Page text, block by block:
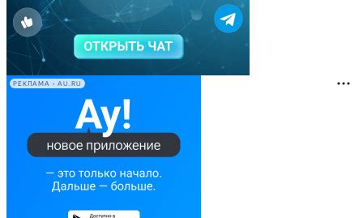
РЕКЛАМА • AU.RU